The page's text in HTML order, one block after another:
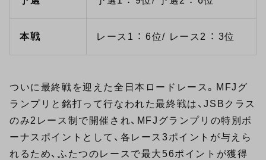
本戦 レース1 ： 6位/ レース2 ： 3位
ついに最終戦を迎えた全日本ロードレース。MFJグ
ランプリと銘打って行なわれた最終戦は、JSBクラス
のみ2レース制で開催され、MFJグランプリの特別ボ
ーナスポイントとして、各レース3ポイントが与えら
れるため、ふたつのレースで最大56ポイントが獲得